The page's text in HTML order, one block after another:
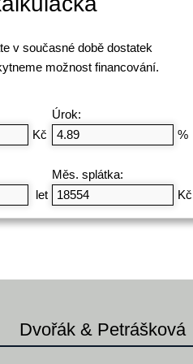
v současné době dostatek
možnost financování.
Kč
Úrok:
%
let
Měs. splátka:
Kč
Dvořák & Petrášková